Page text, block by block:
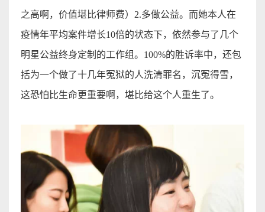
之高啊，价值堪比律师费） 2.多做公益。而她本人在
疫情年平均案件增长10倍的状态下，依然参与了几个
明星公益终身定制的工作组。 100%的胜诉率中，还包
括为一个做了十几年冤狱的人洗清罪名，沉冤得雪，
这恐怕比生命更重要啊，堪比给这个人重生了。